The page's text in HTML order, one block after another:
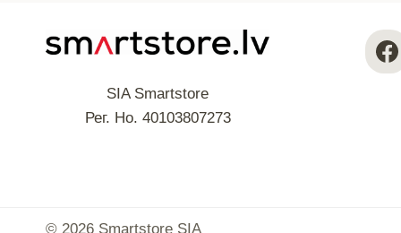
SIA Smartstore
Рег. Но. 40103807273
© 2026 Smartstore SIA